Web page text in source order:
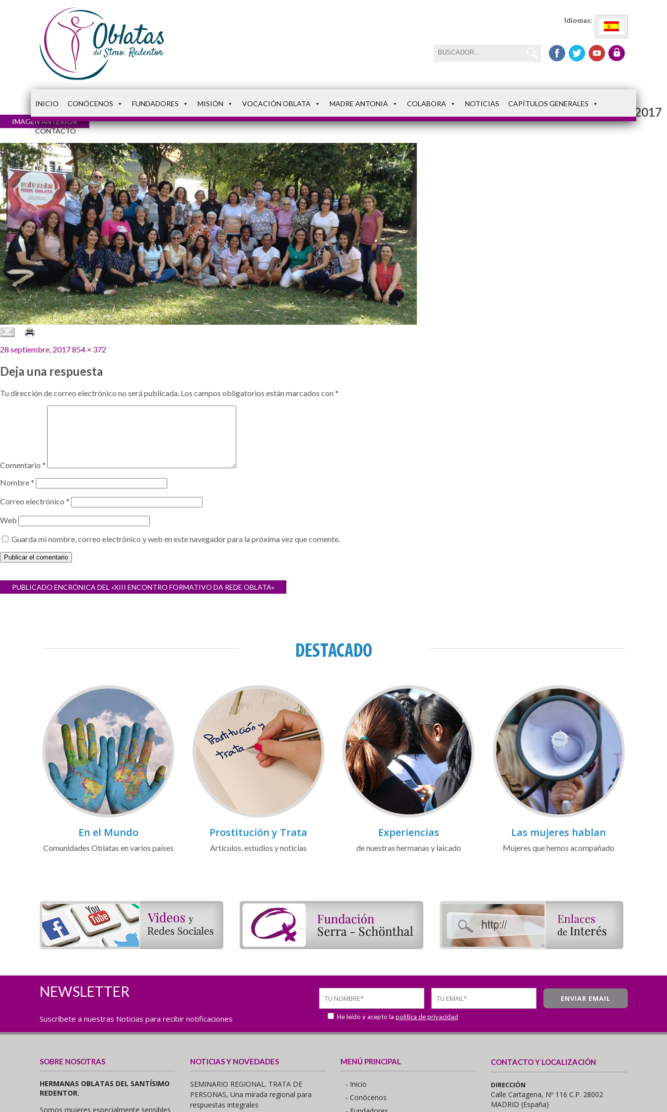
Idiomas:
INICIO CONÓCENOS FUNDADORES MISIÓN VOCACIÓN OBLATA MADRE ANTONIA COLABORA NOTICIAS CAPÍTULOS GENERALES
CONTACTO
IMAGEN ANTERIOR
imageredeoblata2017
Publicado
28 septiembre, 2017Tamaño
854 × 372
Deja una respuesta
Tu dirección de correo electrónico no será publicada. Los campos obligatorios están marcados con*
Comentario *
Nombre*
Correo electrónico *
Web
Guarda mi nombre, correo electrónico y web en este navegador para la próxima vez que comente.
Navegación
de
PUBLICADO ENCRÓNICA DEL «XIII ENCONTRO FORMATIVO DA REDE OBLATA»
DESTACADO
En el Mundo
Comunidades Oblatas en varios paises
Prostitución y Trata
Artículos, estudios y noticias
Experiencias
de nuestras hermanas y laicado
Las mujeres hablan
Mujeres que hemos acompañado
NEWSLETTER
Suscríbete a nuestras Noticias para recibir notificaciones He leído y acepto la política de privacidad
SOBRE NOSOTRAS
HERMANAS OBLATAS DEL SANTÍSIMO
REDENTOR.
Somos mujeres especialmente sensibles
NOTICIAS Y NOVEDADES
SEMINARIO REGIONAL. TRATA DE
PERSONAS, Una mirada regional para
respuestas integrales
MENÚ PRINCIPAL
- Inicio
- Conócenos
CONTACTO Y LOCALIZACIÓN
DIRECCIÓN
Calle Cartagena, Nº 116 C.P. 28002
MADRID (España)